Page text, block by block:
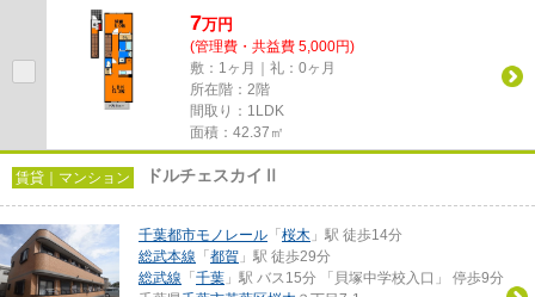
7万円
(管理費・共益費 5,000円)
敷：1ヶ月｜礼：0ヶ月
所在階：2階
間取り：1LDK
面積：42.37㎡
賃貸｜マンション ドルチェスカイⅡ
千葉都市モノレール 「 桜木 」駅 徒歩14分
総武本線 「 都賀 」駅 徒歩29分
総武線 「 千葉 」駅 バス15分 「貝塚中学校入口」 停歩9分